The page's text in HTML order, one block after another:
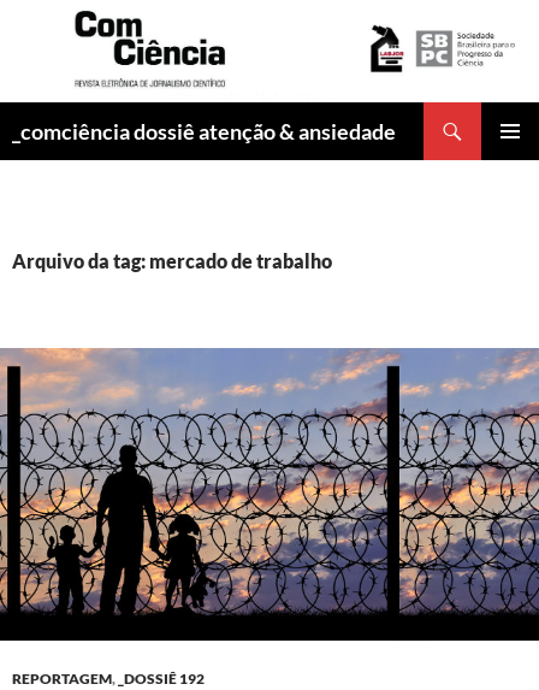
_comciência dossiê atenção & ansiedade
Arquivo da tag: mercado de trabalho
REPORTAGEM, _DOSSIÊ 192